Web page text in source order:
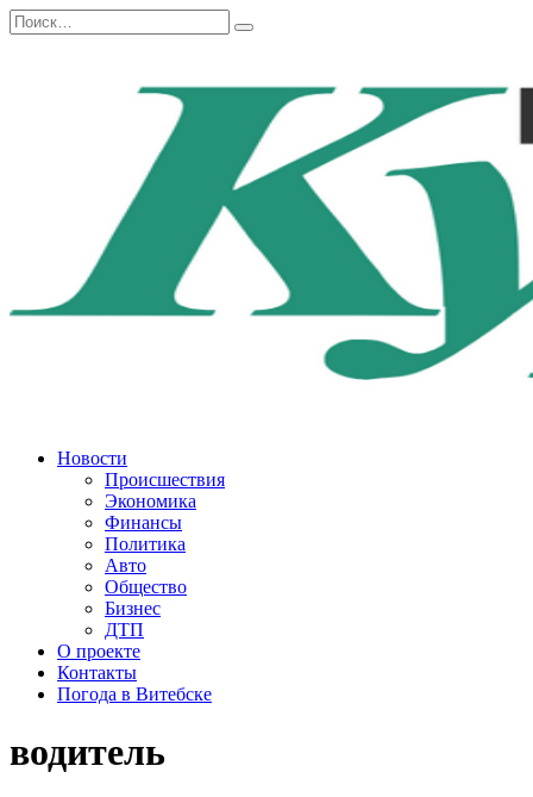
Перейти
к
Search
for:
Новости
Происшествия
Экономика
Финансы
Политика
Авто
Общество
Бизнес
ДТП
О проекте
Контакты
Погода в Витебске
водитель